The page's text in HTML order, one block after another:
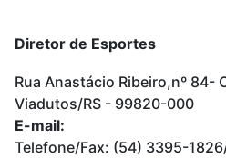
Diretor de Esportes
Rua Anastácio Ribeiro,nº 84-
Viadutos/RS - 99820-000
E-mail:
Telefone/Fax: (54) 3395-